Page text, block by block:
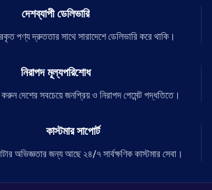
দেশব্যাপী ডেলিভারি
পণ্য দ্রুততার সাথে সারাদেশে ডেলিভারি করে থাকি।
নিরাপদ মূল্যপরিশোধ
দেশের সবচেয়ে জনপ্রিয় ও নিরাপদ পেমেন্ট পদ্ধতিতে।
কাস্টমার সাপোর্ট
অভিজ্ঞতার জন্য আছে ২৪/৭ সার্বক্ষণিক কাস্টমার সেবা।